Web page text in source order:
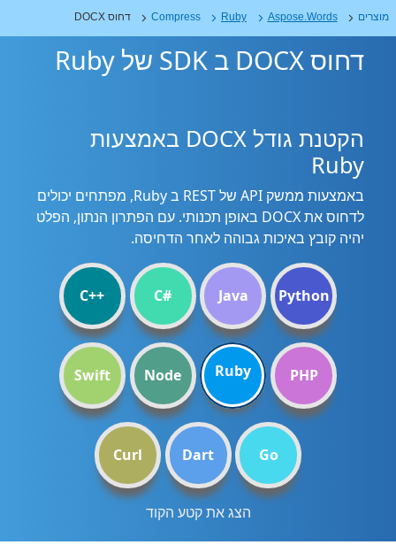
מוצרים Aspose.Words
Ruby
Compress דחוס DOCX
דחוס DOCX ב SDK של Ruby
הקטנת גודל DOCX באמצעות
Ruby
באמצעות ממשק API של REST ב Ruby, מפתחים יכולים
לדחוס את DOCX באופן תכנותי. עם הפתרון הנתון, הפלט
יהיה קובץ באיכות גבוהה לאחר הדחיסה.
Python
Java
C#
C++
PHP
Ruby
Node
Swift
Go
Dart
Curl
הצג את קטע הקוד